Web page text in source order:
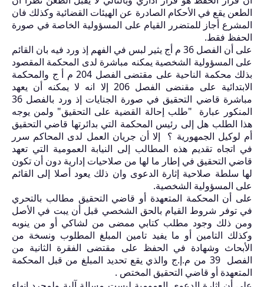
الطعن يقع في الأحكام الصادرة عن الهيئات القضائية وكذلك فان
المشرع أجاز للمتضرر القيام على المسؤولية الخاصة في صورة
الحفظ فقط.
على أن الفصل 36 م أج يثير لبس في الفهم إذ ورد فيه بان القائم
على المسؤولية الشخصية يمكنه مباشرة لدى المحكمة المقصود
بذلك محكمة الناحية على مقتضى الفصل 204 م أ ج والمحكمة
الابتدائية على مقنضى الفصل206 إلا انه لا يمكنه أن يعهد
مباشرة قاضي التحقيق في صورة الجنايات إذ ورد بالفصل 36
المنكور عبارة "طلب إحالة القضية على التحقيق" ولمن يوجه
هذا الطلب هل إلى رئيس المحكمة التي بدائرتها قاضي التحقيق
أم لوكيل الجمهورية ؟ إلا أن جريان العمل لدى المحاكم سرر
في اتجاه تقديم هذه المطالب إلى النيابة العمومية التي تعهد
قاضي التحقيق في إطار ما لها من صلاحيات إدارية دون أن تكون
لها سلطة صلاحية إثارة الدعوى وان ذلك يعود أصلا إلى القائم
على المسؤولية الشخصية.
على أن المحكمة المتعهدة أو قاضي التحقيق مطالب بالتحري
في توفر شروط القيام بالحق الشخصي قبل أن يبت في الأصل
ومن ذلك وجود مطلب كتابي ممضى من لشاكي أو من ينوبه
وكذلك التامين أو ما يفيد تامين المبلغ المطلوب ونسخة من
الأبحاث وشهادة في الحفظ على مقتضى الفقرة الثانية من
الفصل39 من م.إ.ج والذي يقع تحديد المبلغ من قبل المحكمة
المتعهدة أو قاضي التحقيق المختص .